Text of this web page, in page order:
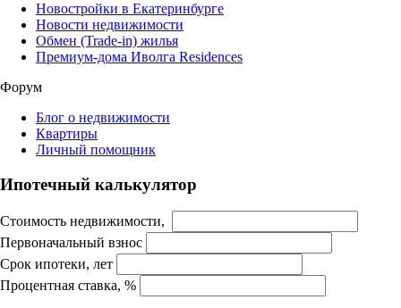
Новостройки в Екатеринбурге
Новости недвижимости
Обмен (Trade-in) жилья
Премиум-дома Иволга Residences
Форум
Блог о недвижимости
Квартиры
Личный помощник
Ипотечный калькулятор
Стоимость недвижимости,
Первоначальный взнос
Срок ипотеки, лет
Процентная ставка, %